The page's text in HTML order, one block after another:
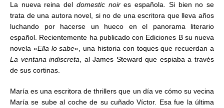
La nueva reina del domestic noires española. Si bien no se
trata de una autora novel, si no de una escritora que lleva años
luchando por hacerse un hueco en el panorama literario
español. Recientemente ha publicado con Ediciones B su nueva
novela «Ella lo sabe«, una historia con toques que recuerdan a
La ventana indiscreta , al James Steward que espiaba a través
de sus cortinas.
María es una escritora de thrillers que un día ve cómo su vecina
María se sube al coche de su cuñado Víctor. Esa fue la última